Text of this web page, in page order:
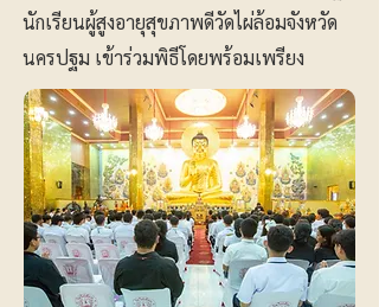
นักเรียนผู้สูงอายุสุขภาพดีวัดไผ่ล้อมจังหวัด
นครปฐม เข้าร่วมพิธีโดยพร้อมเพรียง